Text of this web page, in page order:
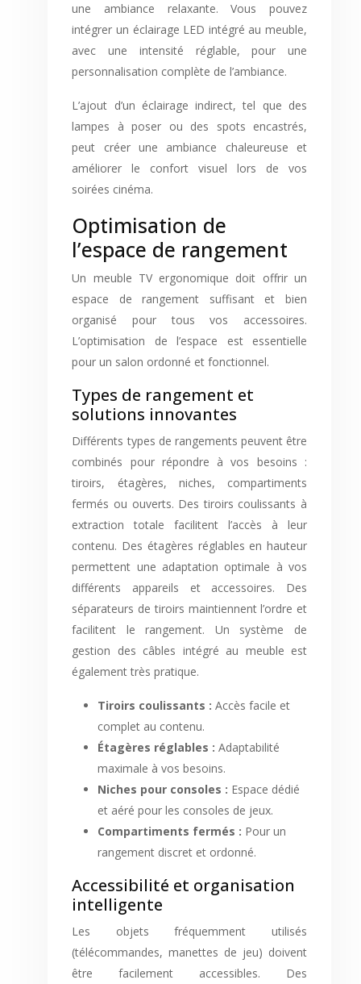
une ambiance relaxante. Vous pouvez
intégrer un éclairage LED intégré au meuble,
avec une intensité réglable, pour une
personnalisation complète de l’ambiance.
L’ajout d’un éclairage indirect, tel que des
lampes à poser ou des spots encastrés,
peut créer une ambiance chaleureuse et
améliorer le confort visuel lors de vos
soirées cinéma.
Optimisation de
l’espace de rangement
Un meuble TV ergonomique doit offrir un
espace de rangement suffisant et bien
organisé pour tous vos accessoires.
L’optimisation de l’espace est essentielle
pour un salon ordonné et fonctionnel.
Types de rangement et
solutions innovantes
Différents types de rangements peuvent être
combinés pour répondre à vos besoins :
tiroirs, étagères, niches, compartiments
fermés ou ouverts. Des tiroirs coulissants à
extraction totale facilitent l’accès à leur
contenu. Des étagères réglables en hauteur
permettent une adaptation optimale à vos
différents appareils et accessoires. Des
séparateurs de tiroirs maintiennent l’ordre et
facilitent le rangement. Un système de
gestion des câbles intégré au meuble est
également très pratique.
Tiroirs coulissants :Accès facile et
complet au contenu.
Étagères réglables :Adaptabilité
maximale à vos besoins.
Niches pour consoles : Espace dédié
et aéré pour les consoles de jeux.
Compartiments fermés : Pour un
rangement discret et ordonné.
Accessibilité et organisation
intelligente
Les objets fréquemment utilisés
(télécommandes, manettes de jeu) doivent
être facilement accessibles. Des